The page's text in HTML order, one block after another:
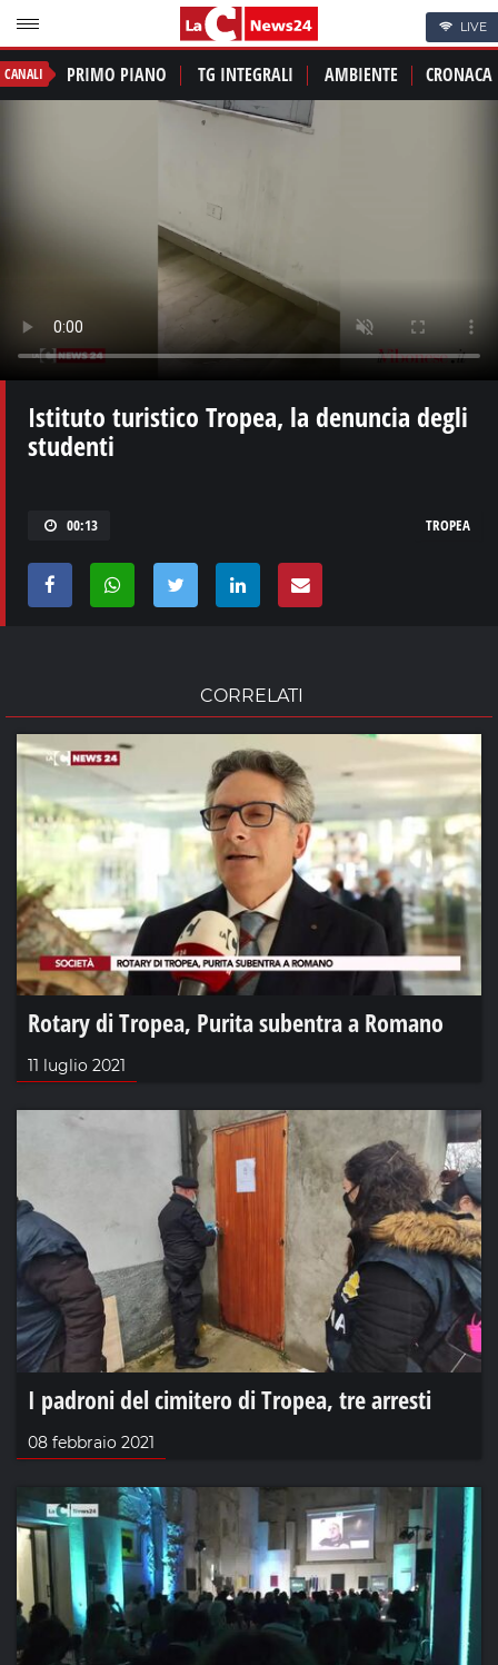
LIVE
CANALI PRIMO PIANO TG INTEGRALI AMBIENTE CRONACA
Istituto turistico Tropea, la denuncia degli
studenti
00:13 TROPEA
CORRELATI
Rotary di Tropea, Purita subentra a Romano
11 luglio 2021
I padroni del cimitero di Tropea, tre arresti
08 febbraio 2021